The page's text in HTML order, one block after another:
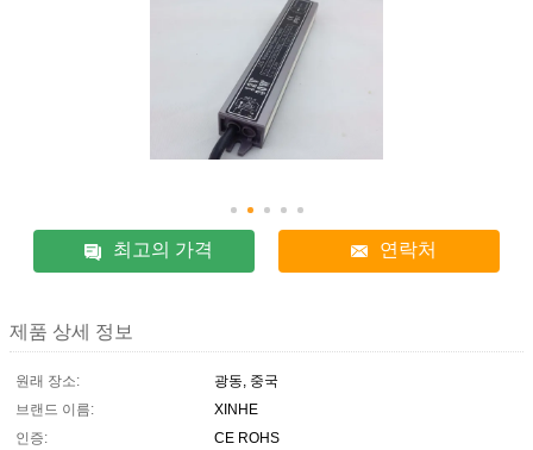
최고의 가격 연락처
제품 상세 정보
원래 장소:
광동, 중국
브랜드 이름:
XINHE
인증:
CE ROHS